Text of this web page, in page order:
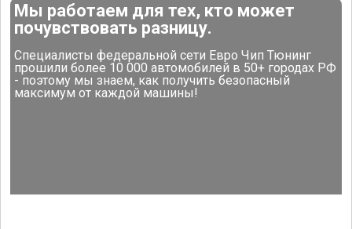
Мы работаем для тех, кто может
почувствовать разницу.
Специалисты федеральной сети Евро Чип Тюнинг
прошили более 10 000 автомобилей в 50+ городах РФ
- поэтому мы знаем, как получить безопасный
максимум от каждой машины!